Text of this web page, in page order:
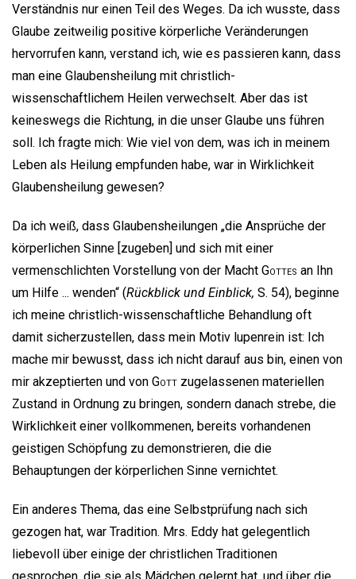
Verständnis nur einen Teil des Weges. Da ich wusste, dass
Glaube zeitweilig positive körperliche Veränderungen
hervorrufen kann, verstand ich, wie es passieren kann, dass
man eine Glaubensheilung mit christlich-
wissenschaftlichem Heilen verwechselt. Aber das ist
keineswegs die Richtung, in die unser Glaube uns führen
soll. Ich fragte mich: Wie viel von dem, was ich in meinem
Leben als Heilung empfunden habe, war in Wirklichkeit
Glaubensheilung gewesen?
Da ich weiß, dass Glaubensheilungen „die Ansprüche der
körperlichen Sinne [zugeben] und sich mit einer
vermenschlichten Vorstellung von der Macht Gottes an Ihn
um Hilfe ... wenden“ (Rückblick und Einblick, S. 54), beginne
ich meine christlich-wissenschaftliche Behandlung oft
damit sicherzustellen, dass mein Motiv lupenrein ist: Ich
mache mir bewusst, dass ich nicht darauf aus bin, einen von
mir akzeptierten und von Gott zugelassenen materiellen
Zustand in Ordnung zu bringen, sondern danach strebe, die
Wirklichkeit einer vollkommenen, bereits vorhandenen
geistigen Schöpfung zu demonstrieren, die die
Behauptungen der körperlichen Sinne vernichtet.
Ein anderes Thema, das eine Selbstprüfung nach sich
gezogen hat, war Tradition. Mrs. Eddy hat gelegentlich
liebevoll über einige der christlichen Traditionen
gesprochen, die sie als Mädchen gelernt hat, und über die